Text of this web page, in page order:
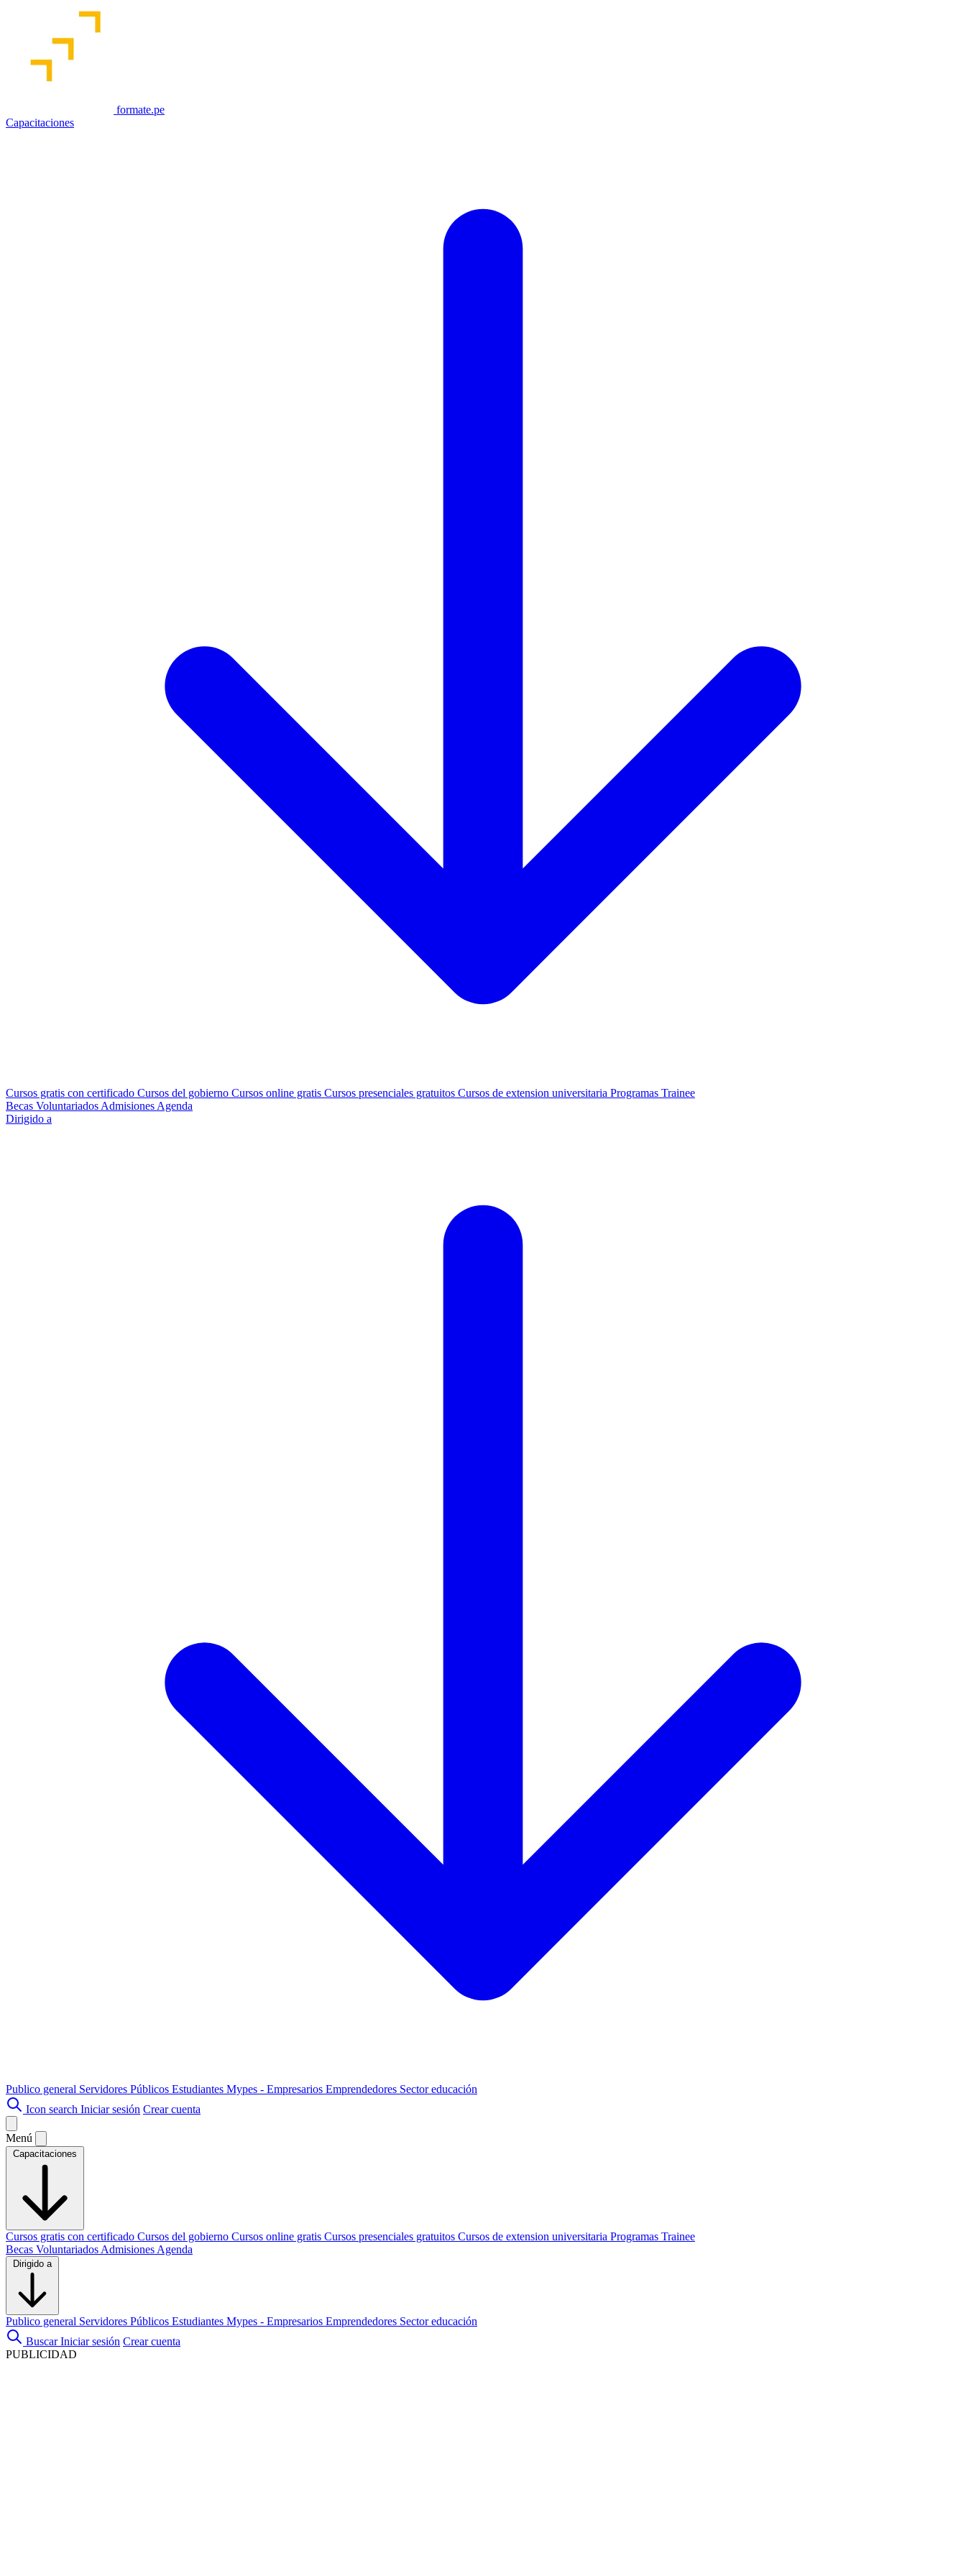
formate.pe
Capacitaciones
Cursos gratis con certificado Cursos del gobierno Cursos online gratis Cursos presenciales gratuitos Cursos de extension universitaria Programas Trainee
Becas Voluntariados Admisiones Agenda
Dirigido a
Publico general Servidores Públicos Estudiantes Mypes - Empresarios Emprendedores Sector educación
Icon search Iniciar sesión Crear cuenta
Menú
Capacitaciones
Cursos gratis con certificado Cursos del gobierno Cursos online gratis Cursos presenciales gratuitos Cursos de extension universitaria Programas Trainee
Becas Voluntariados Admisiones Agenda
Dirigido a
Publico general Servidores Públicos Estudiantes Mypes - Empresarios Emprendedores Sector educación
Buscar Iniciar sesión Crear cuenta
PUBLICIDAD